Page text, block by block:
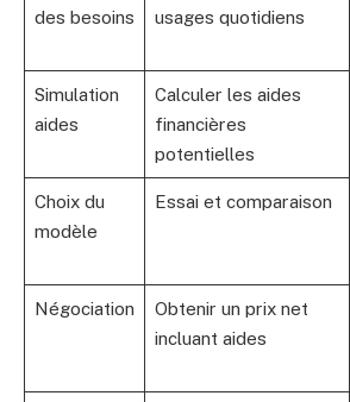
des besoins
usages quotidiens
Simulation
aides
Calculer les aides
financières
potentielles
Choix du
modèle
Essai et comparaison
Négociation
Obtenir un prix net
incluant aides